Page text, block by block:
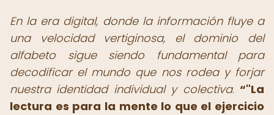
En la era digital, donde la información fluye a
una velocidad vertiginosa, el dominio del
alfabeto sigue siendo fundamental para
decodificar el mundo que nos rodea y forjar
nuestra identidad individual y colectiva. "La
lectura es para la mente lo que el ejercicio